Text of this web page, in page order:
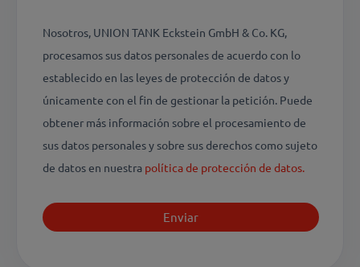
Nosotros, UNION TANK Eckstein GmbH & Co. KG,
procesamos sus datos personales de acuerdo con lo
establecido en las leyes de protección de datos y
únicamente con el fin de gestionar la petición. Puede
obtener más información sobre el procesamiento de
sus datos personales y sobre sus derechos como sujeto
de datos en nuestra política de protección de datos.